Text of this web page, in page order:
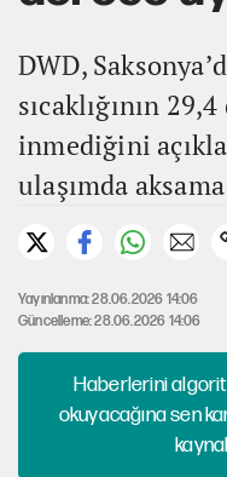
DWD,
sıcaklığının
inmediğini
ulaşımda
Yayınlanma: 28.06.2026 14:06
Güncelleme: 28.06.2026 14:06
Haberlerini
okuyacağına sen